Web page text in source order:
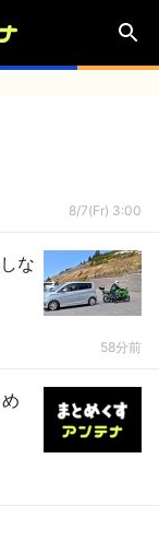
8/7(Fr) 3:00
な
58分前